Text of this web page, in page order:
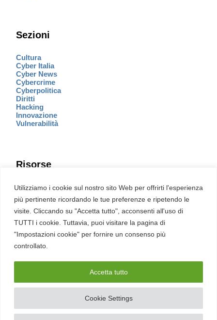
Utilizziamo i cookie sul nostro sito Web per offrirti l'esperienza
più pertinente ricordando le tue preferenze e ripetendo le
visite. Cliccando su "Accetta tutto", acconsenti all'uso di
TUTTI i cookie. Tuttavia, puoi visitare la pagina di
"Impostazioni cookie" per fornire un consenso più
controllato.
Cookie Settings
Accetta tutto
Sezioni
Cultura
Cyber Italia
Cyber News
Cybercrime
Cyberpolitica
Diritti
Hacking
Innovazione
Vulnerabilità
Risorse
Eventi
Fumetto Cyber
Newsletter
Servizi
Pubblicità
English
Ultime CVE critiche
2026 – REDHOTCYBER Srl. Tutti i diritti riservati